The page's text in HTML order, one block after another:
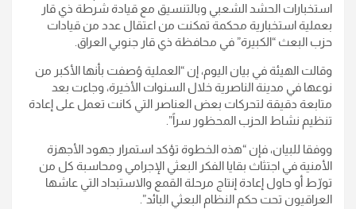
استخبارات الحشد الشعبي وبالتنسيق مع قيادة شرطة ذي قار
بعملية استخبارية محكمة تمكنت من اعتقال عدد من قيادات
حزب البعث “الكبيرة” في محافظة ذي قار جنوبي العراق.
وقالت الهيئة في بيان اليوم، إن “العملية وُصفت بأنها الأكبر من
نوعها في مدينة الناصرية خلال السنوات الأخيرة، وجاءت بعد
متابعة دقيقة لتحركات بعض العناصر التي كانت تعمل على إعادة
تنظيم نشاط الحزب المحظور سراً”.
ووفقا للبيان، فإن “هذه الخطوة تؤكد استمرار جهود الأجهزة
الأمنية في اجتثاث بقايا الفكر البعثي الإجرامي ومحاسبة كل من
تورّط أو حاول إعادة إنتاج مرحلة القمع والاستبداد التي عاشها
العراقيون تحت حكم النظام البعثي البائد”.